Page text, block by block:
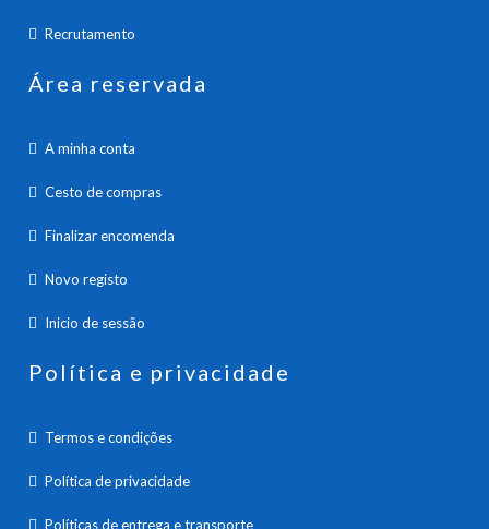
Recrutamento
Área reservada
A minha conta
Cesto de compras
Finalizar encomenda
Novo registo
Inicio de sessão
Política e privacidade
Termos e condições
Política de privacidade
Políticas de entrega e transporte